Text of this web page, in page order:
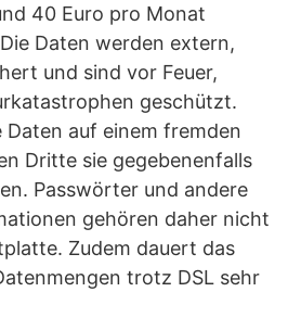
40 Euro pro Monat
Daten werden extern,
und sind vor Feuer,
geschützt.
Daten auf einem fremden
Dritte sie gegebenenfalls
Passwörter und andere
gehören daher nicht
Zudem dauert das
trotz DSL sehr